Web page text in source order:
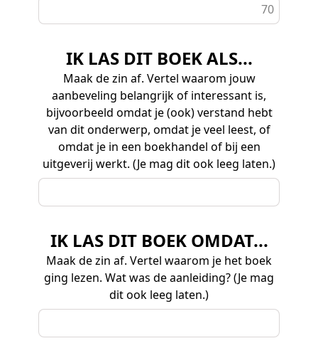
70
IK LAS DIT BOEK ALS...
Maak de zin af. Vertel waarom jouw
aanbeveling belangrijk of interessant is,
bijvoorbeeld omdat je (ook) verstand hebt
van dit onderwerp, omdat je veel leest, of
omdat je in een boekhandel of bij een
uitgeverij werkt. (Je mag dit ook leeg laten.)
IK LAS DIT BOEK OMDAT...
Maak de zin af. Vertel waarom je het boek
ging lezen. Wat was de aanleiding? (Je mag
dit ook leeg laten.)